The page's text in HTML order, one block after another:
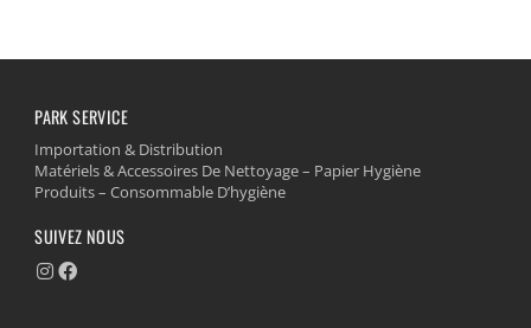
PARK SERVICE
Importation & Distribution
Matériels & Accessoires De Nettoyage – Papier Hygiène
Produits – Consommable D’hygiène
SUIVEZ NOUS